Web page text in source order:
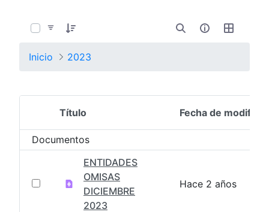
Inicio 2023
Selección del elemento
Título Fecha de
Documentos
ENTIDADES
OMISAS
DICIEMBRE
2023
Hace 2 años